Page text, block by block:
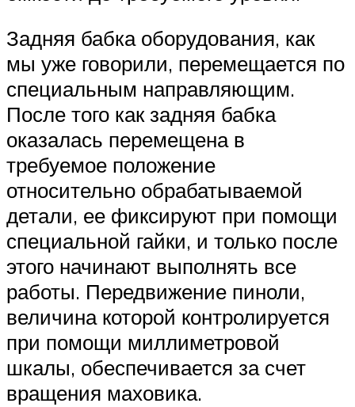
Задняя бабка оборудования, как
мы уже говорили, перемещается по
специальным направляющим.
После того как задняя бабка
оказалась перемещена в
требуемое положение
относительно обрабатываемой
детали, ее фиксируют при помощи
специальной гайки, и только после
этого начинают выполнять все
работы. Передвижение пиноли,
величина которой контролируется
при помощи миллиметровой
шкалы, обеспечивается за счет
вращения маховика.